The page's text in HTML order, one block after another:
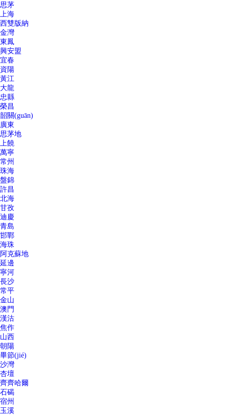
思茅
上海
西雙版納
金灣
東鳳
興安盟
宜春
資陽
黃江
大龍
忠縣
榮昌
韶關(guān)
廣東
思茅地
上饒
萬寧
常州
珠海
盤錦
許昌
北海
甘孜
迪慶
青島
邯鄲
海珠
阿克蘇地
延邊
寧河
長沙
常平
金山
澳門
漢沽
焦作
山西
朝陽
畢節(jié)
沙灣
杏壇
齊齊哈爾
石碣
宿州
玉溪